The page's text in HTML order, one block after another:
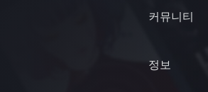
커뮤니티
정보